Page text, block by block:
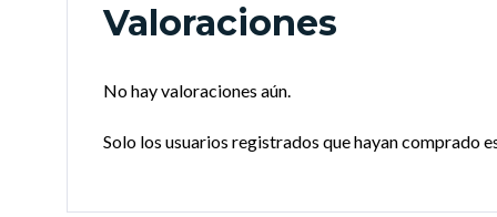
Valoraciones
No hay valoraciones aún.
Solo los usuarios registrados que hayan comprado